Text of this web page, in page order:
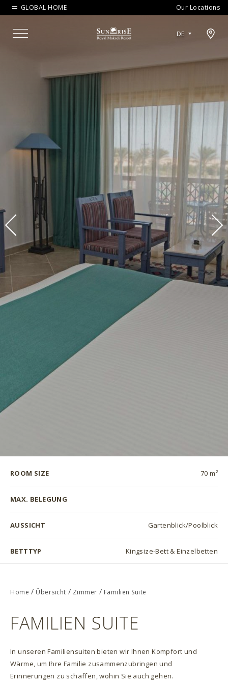
GLOBAL HOME Our Locations
Menu
DE
Open map modal
ROOM SIZE 70 m²
MAX. BELEGUNG
AUSSICHT Gartenblick/Poolblick
BETTTYP Kingsize-Bett & Einzelbetten
Home / Übersicht / Zimmer / Familien Suite
FAMILIEN SUITE
In unseren Familiensuiten bieten wir Ihnen Kompfort und
Wärme, um Ihre Familie zusammenzubringen und
Erinnerungen zu schaffen, wohin Sie auch gehen.